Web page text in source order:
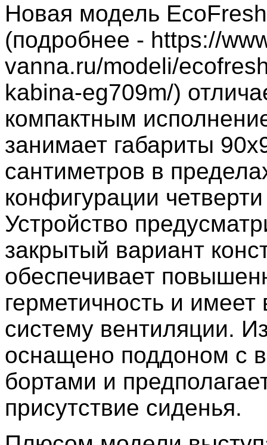
Новая модель
(подробнее - https://
vanna.ru/modeli/
kabina-eg709m/)
компактным
занимает габариты
сантиметров в
конфигурации четверти
Устройство
закрытый вариант
обеспечивает
герметичность и
систему вентиляции.
оснащено поддоном с
бортами и
присутствие сиденья.